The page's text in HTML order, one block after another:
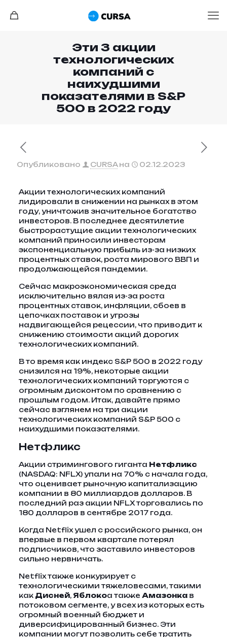
Эти 3 акции
технологических
компаний с
наихудшими
показателями в S&P
500 в 2022 году
Опубликовано CURSA на 02.12.2023
Акции технологических компаний
лидировали в снижении на рынках в этом
году, уничтожив значительное богатство
инвесторов. В последнее десятилетие
быстрорастущие акции технологических
компаний приносили инвесторам
экспоненциальную прибыль из-за низких
процентных ставок, роста мирового ВВП и
продолжающейся пандемии.
Сейчас макроэкономическая среда
исключительно вялая из-за роста
процентных ставок, инфляции, сбоев в
цепочках поставок и угрозы
надвигающейся рецессии, что приводит к
снижению стоимости акций дорогих
технологических компаний.
В то время как индекс S&P 500 в 2022 году
снизился на 19%, некоторые акции
технологических компаний торгуются с
огромным дисконтом по сравнению с
прошлым годом. Итак, давайте прямо
сейчас взглянем на три акции
технологических компаний S&P 500 с
наихудшими показателями.
Нетфликс
Акции стримингового гиганта Нетфликс
(NASDAQ: NFLX) упали на 70% с начала года,
что оценивает рыночную капитализацию
компании в 80 миллиардов долларов. В
последний раз акции NFLX торговались по
180 долларов в сентябре 2017 года.
Когда Netflix ушел с российского рынка, он
впервые в первом квартале потерял
подписчиков, что заставило инвесторов
сильно нервничать.
Netflix также конкурирует с
технологическими тяжеловесами, такими
как Дисней, Яблокоа также Амазонка в
потоковом сегменте, у всех из которых есть
огромный военный бюджет и
диверсифицированный бизнес. Эти
компании могут позволить себе тратить